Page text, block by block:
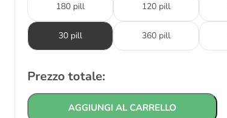
180 pill 120 pill
30 pill 360 pill
Prezzo totale:
AGGIUNGI AL CARRELLO